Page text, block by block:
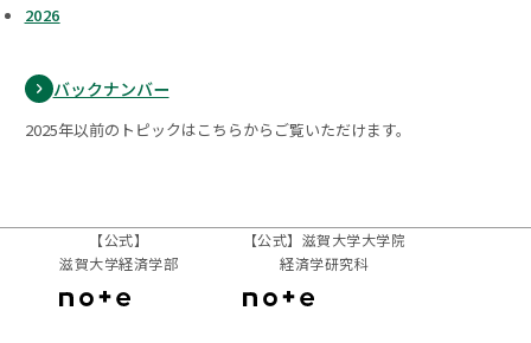
2026
バックナンバー
2025年以前のトピックはこちらからご覧いただけます。
【公式】
滋賀大学経済学部
【公式】滋賀大学大学院
経済学研究科